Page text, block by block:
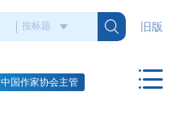
旧版
中国作家协会主管